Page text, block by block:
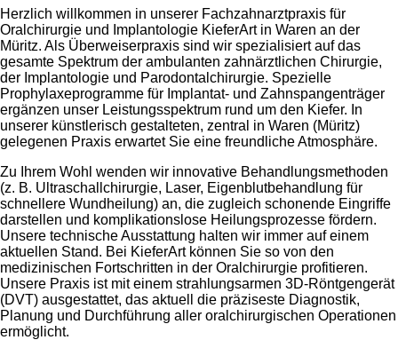
Herzlich willkommen in unserer Fachzahnarztpraxis für
Oralchirurgie und Implantologie KieferArt in Waren an der
Müritz. Als Überweiserpraxis sind wir spezialisiert auf das
gesamte Spektrum der ambulanten zahnärztlichen Chirurgie,
der Implantologie und Parodontalchirurgie. Spezielle
Prophylaxeprogramme für Implantat- und Zahnspangenträger
ergänzen unser Leistungsspektrum rund um den Kiefer. In
unserer künstlerisch gestalteten, zentral in Waren (Müritz)
gelegenen Praxis erwartet Sie eine freundliche Atmosphäre.
Zu Ihrem Wohl wenden wir innovative Behandlungsmethoden
(z. B. Ultraschallchirurgie, Laser, Eigenblutbehandlung für
schnellere Wundheilung) an, die zugleich schonende Eingriffe
darstellen und komplikationslose Heilungsprozesse fördern.
Unsere technische Ausstattung halten wir immer auf einem
aktuellen Stand. Bei KieferArt können Sie so von den
medizinischen Fortschritten in der Oralchirurgie profitieren.
Unsere Praxis ist mit einem strahlungsarmen 3D-Röntgengerät
(DVT) ausgestattet, das aktuell die präziseste Diagnostik,
Planung und Durchführung aller oralchirurgischen Operationen
ermöglicht.